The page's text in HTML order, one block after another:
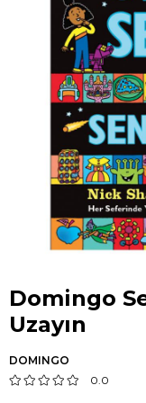
Domingo
Uzayın
DOMINGO
0.0